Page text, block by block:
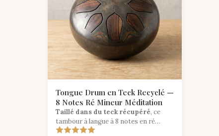
Tongue Drum en Teck Recyclé —
8 Notes Ré Mineur Méditation
Taillé dans du teck récupéré, ce
tambour à langue à 8 notes en ré
mineur apporte des tonalités